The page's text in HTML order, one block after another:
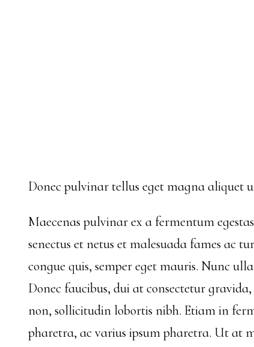
Donec pulvinar tellus eget magna aliquet
Maecenas pulvinar ex a fermentum
senectus et netus et malesuada fames ac
congue quis, semper eget mauris. Nunc
Donec faucibus, dui at consectetur
non, sollicitudin lobortis nibh. Etiam in
pharetra, ac varius ipsum pharetra. Ut at